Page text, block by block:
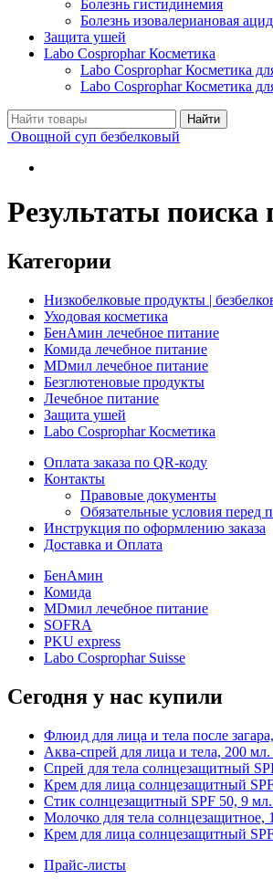
Болезнь гистидинемия
Болезнь изовалериановая
Защита ушей
Labo Cosprophar Косметика
Labo Cosprophar Косметика
Labo Cosprophar Косметика
Овощной суп безбелковый
Результаты поиска
Категории
Низкобелковые продукты |
Уходовая косметика
БенАмин лечебное питание
Комида лечебное питание
MDмил лечебное питание
Безглютеновые продукты
Лечебное питание
Защита ушей
Labo Cosprophar Косметика
Оплата заказа по QR-коду
Контакты
Правовые документы
Обязательные условия перед
Инструкция по оформлению заказа
Доставка и Оплата
БенАмин
Комида
MDмил лечебное питание
SOFRA
PKU express
Labo Cosprophar Suisse
Сегодня у нас купили
Флюид для лица и тела после
Аква-спрей для лица и тела, 200
Спрей для тела солнцезащитный
Крем для лица солнцезащитный
Стик солнцезащитный SPF 50, 9
Молочко для тела солнцезащитное,
Крем для лица солнцезащитный
Прайс-листы